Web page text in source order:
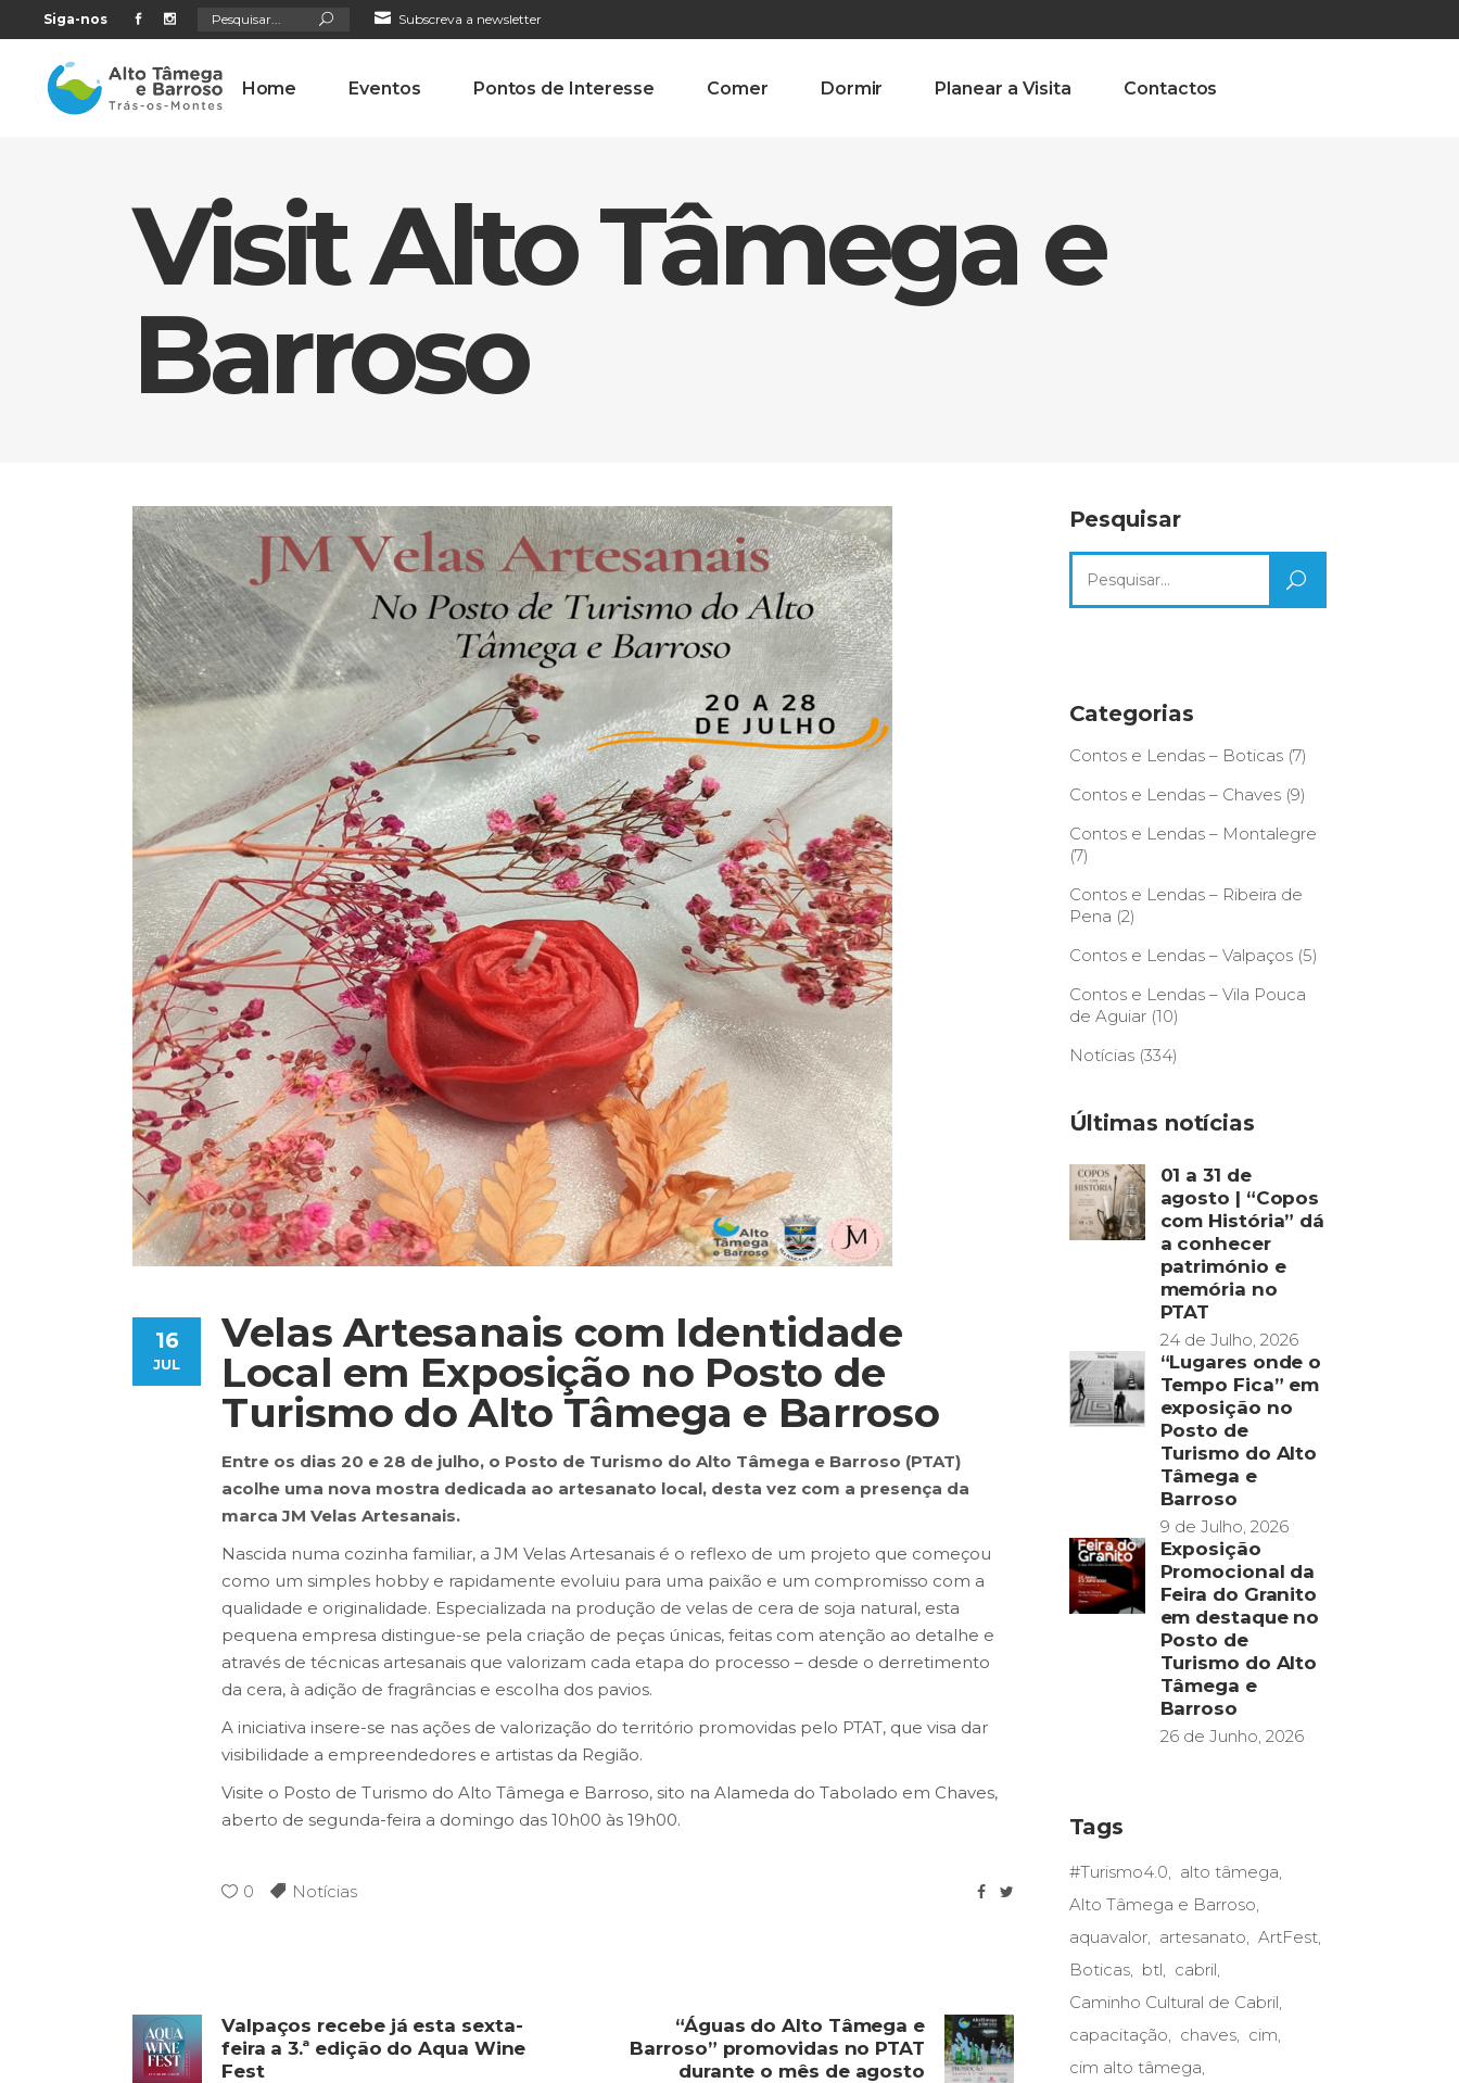
Siga-nos Search
for: Subscreva a newsletter
Home Eventos Pontos de Interesse Comer Dormir Planear a Visita Contactos
Visit Alto Tâmega e
Barroso
16
JUL
Velas Artesanais com Identidade
Local em Exposição no Posto de
Turismo do Alto Tâmega e Barroso
Entre os dias 20 e 28 de julho, o Posto de Turismo do Alto Tâmega e Barroso (PTAT)
acolhe uma nova mostra dedicada ao artesanato local, desta vez com a presença da
marca JM Velas Artesanais.
Nascida numa cozinha familiar, a JM Velas Artesanais é o reflexo de um projeto que começou
como um simples hobby e rapidamente evoluiu para uma paixão e um compromisso com a
qualidade e originalidade. Especializada na produção de velas de cera de soja natural, esta
pequena empresa distingue-se pela criação de peças únicas, feitas com atenção ao detalhe e
através de técnicas artesanais que valorizam cada etapa do processo – desde o derretimento
da cera, à adição de fragrâncias e escolha dos pavios.
A iniciativa insere-se nas ações de valorização do território promovidas pelo PTAT, que visa dar
visibilidade a empreendedores e artistas da Região.
Visite o Posto de Turismo do Alto Tâmega e Barroso, sito na Alameda do Tabolado em Chaves,
aberto de segunda-feira a domingo das 10h00 às 19h00.
0 Notícias
Valpaços recebe já esta sexta-
feira a 3.ª edição do Aqua Wine
Fest
“Águas do Alto Tâmega e
Barroso” promovidas no PTAT
durante o mês de agosto
Pesquisar
for:
Categorias
Contos e Lendas – Boticas(7)
Contos e Lendas – Chaves(9)
Contos e Lendas – Montalegre
(7)
Contos e Lendas – Ribeira de
Pena (2)
Contos e Lendas – Valpaços(5)
Contos e Lendas – Vila Pouca
de Aguiar(10)
Notícias(334)
Últimas notícias
01 a 31 de
agosto | “Copos
com História” dá
a conhecer
património e
memória no
PTAT
24 de Julho, 2026
“Lugares onde o
Tempo Fica” em
exposição no
Posto de
Turismo do Alto
Tâmega e
Barroso
9 de Julho, 2026
Exposição
Promocional da
Feira do Granito
em destaque no
Posto de
Turismo do Alto
Tâmega e
Barroso
26 de Junho, 2026
Tags
#Turismo4.0
alto tâmega
Alto Tâmega e Barroso
aquavalor
artesanato
ArtFest
Boticas
btl
cabril
Caminho Cultural de Cabril
capacitação
chaves
cim
cim alto tâmega